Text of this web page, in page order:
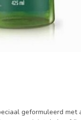
geformuleerd